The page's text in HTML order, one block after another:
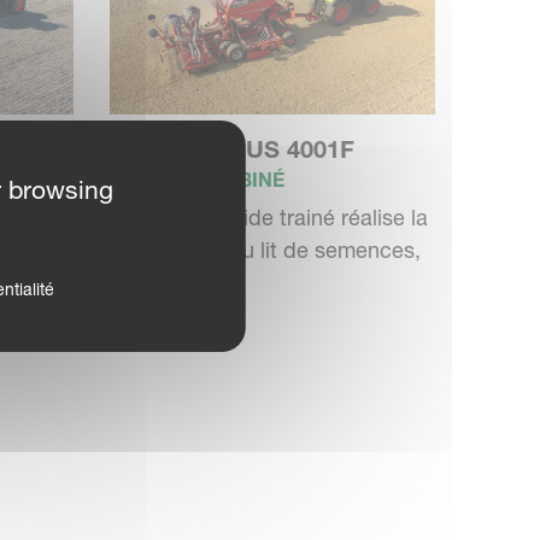
la
U-DRILL PLUS 4001F
SEMOIR COMBINÉ
Le semoir rapide trainé réalise la
préparation du lit de semences,
browsing